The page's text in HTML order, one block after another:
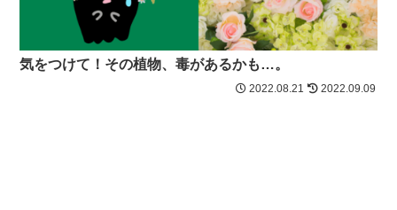
気をつけて！その植物、毒があるかも…。
2022.08.21 2022.09.09